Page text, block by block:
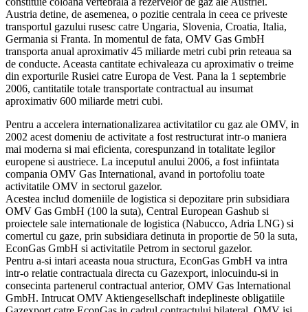
Austria detine, de asemenea, o pozitie centrala in ceea ce priveste
transportul gazului rusesc catre Ungaria, Slovenia, Croatia, Italia,
Germania si Franta. In momentul de fata, OMV Gas GmbH
transporta anual aproximativ 45 miliarde metri cubi prin reteaua sa
de conducte. Aceasta cantitate echivaleaza cu aproximativ o treime
din exporturile Rusiei catre Europa de Vest. Pana la 1 septembrie
2006, cantitatile totale transportate contractual au insumat
aproximativ 600 miliarde metri cubi.
Pentru a accelera internationalizarea activitatilor cu gaz ale OMV, in
2002 acest domeniu de activitate a fost restructurat intr-o maniera
mai moderna si mai eficienta, corespunzand in totalitate legilor
europene si austriece. La inceputul anului 2006, a fost infiintata
compania OMV Gas International, avand in portofoliu toate
activitatile OMV in sectorul gazelor.
Acestea includ domeniile de logistica si depozitare prin subsidiara
OMV Gas GmbH (100 la suta), Central European Gashub si
proiectele sale internationale de logistica (Nabucco, Adria LNG) si
comertul cu gaze, prin subsidiara detinuta in proportie de 50 la suta,
EconGas GmbH si activitatile Petrom in sectorul gazelor.
Pentru a-si intari aceasta noua structura, EconGas GmbH va intra
intr-o relatie contractuala directa cu Gazexport, inlocuindu-si in
consecinta partenerul contractual anterior, OMV Gas International
GmbH. Intrucat OMV Aktiengesellschaft indeplineste obligatiile